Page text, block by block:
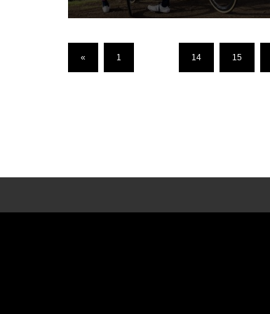
« 1 14 15